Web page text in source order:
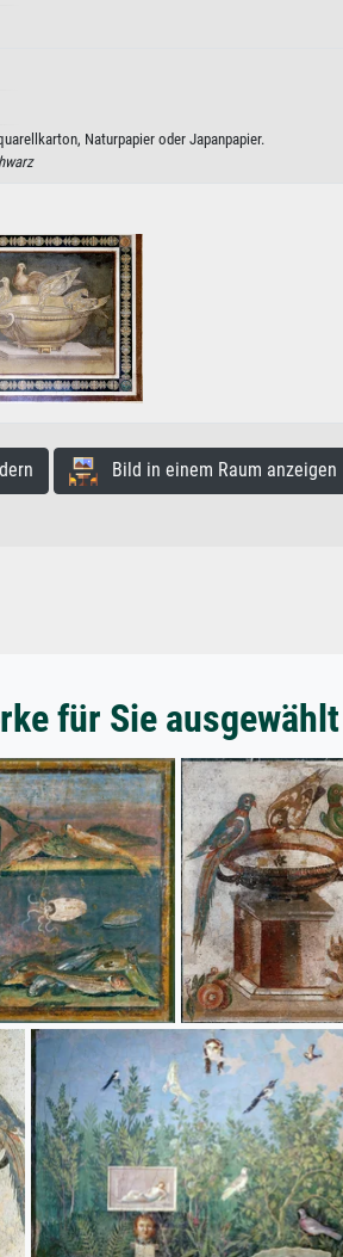
Naturpapier oder Japanpapier.
Bild in einem Raum anzeigen
für Sie ausgewählt